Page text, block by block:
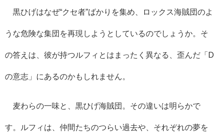
黒ひげはなぜ“クセ者”ばかりを集め、ロックス海賊団のよ
うな危険な集団を再現しようとしているのでしょうか。そ
の答えは、彼が持つルフィとはまったく異なる、歪んだ「D
の意志」にあるのかもしれません。
麦わらの一味と、黒ひげ海賊団。その違いは明らかで
す。ルフィは、仲間たちのつらい過去や、それぞれの夢を